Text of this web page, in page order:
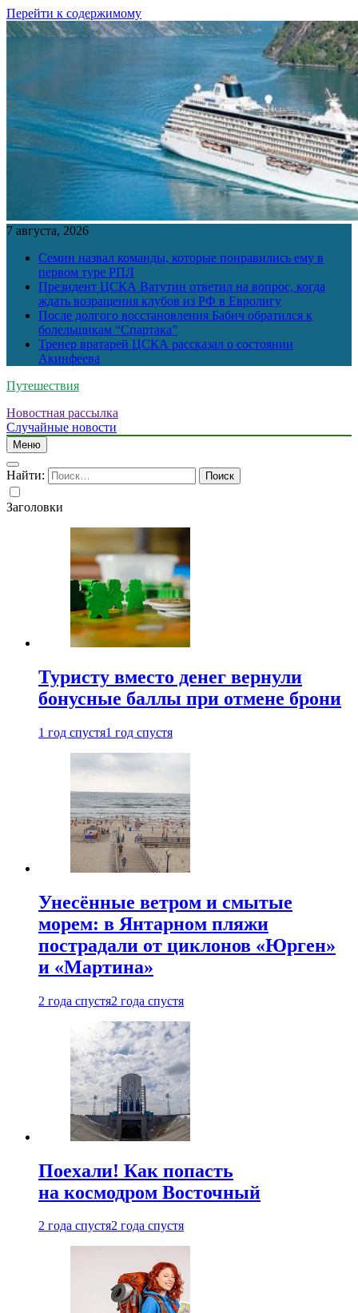
Перейти к содержимому
7 августа, 2026
Семин назвал команды, которые понравились ему в
первом туре РПЛ
Президент ЦСКА Ватутин ответил на вопрос, когда
ждать возращения клубов из РФ в Евролигу
После долгого восстановления Бабич обратился к
болельщикам “Спартака”
Тренер вратарей ЦСКА рассказал о состоянии
Акинфеева
Путешествия
Новостная рассылка
Случайные новости
Меню
Найти:
Заголовки
Туристу вместо денег вернули
бонусные баллы при отмене брони
1 год спустя1 год спустя
Унесённые ветром и смытые
морем: в Янтарном пляжи
пострадали от циклонов «Юрген»
и «Мартина»
2 года спустя2 года спустя
Поехали! Как попасть
на космодром Восточный
2 года спустя2 года спустя